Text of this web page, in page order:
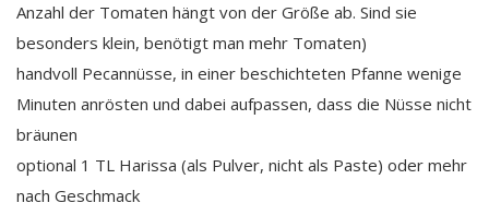
Anzahl der Tomaten hängt von der Größe ab. Sind sie
besonders klein, benötigt man mehr Tomaten)
handvoll Pecannüsse, in einer beschichteten Pfanne wenige
Minuten anrösten und dabei aufpassen, dass die Nüsse nicht
bräunen
optional 1 TL Harissa (als Pulver, nicht als Paste) oder mehr
nach Geschmack